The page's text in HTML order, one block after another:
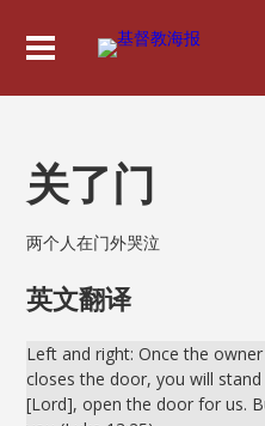
关了门
两个人在门外哭泣
英文翻译
Left and right: Once the
closes the door, you will
[Lord], open the door for us.